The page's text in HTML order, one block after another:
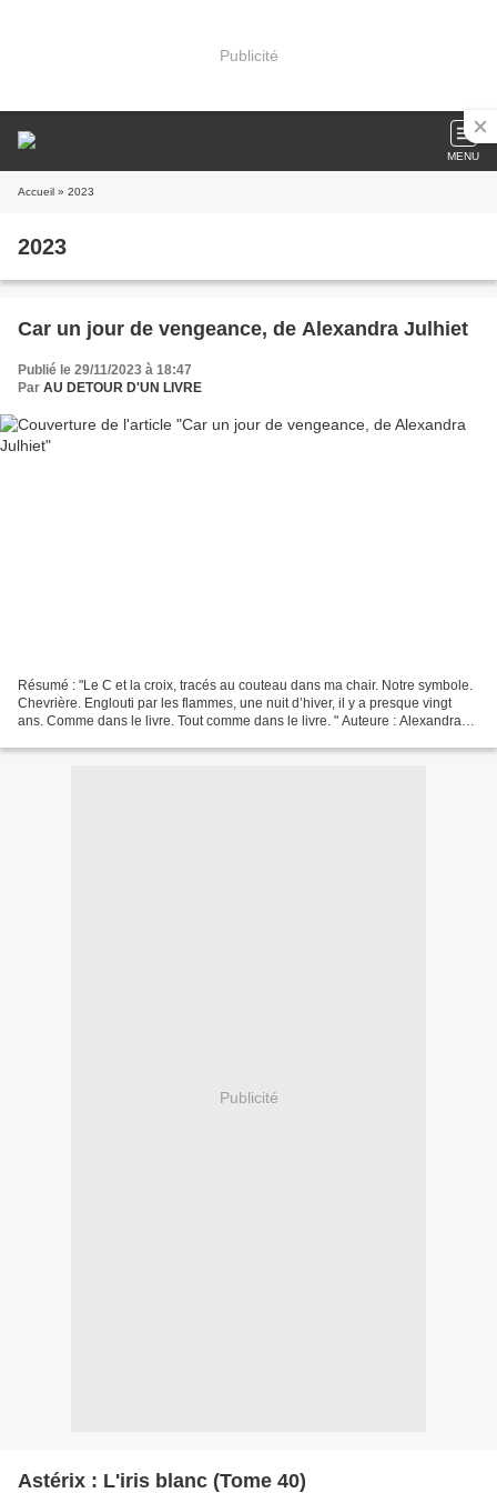
Publicité
MENU
Accueil » 2023
2023
Car un jour de vengeance, de Alexandra Julhiet
Publié le 29/11/2023 à 18:47
Par AU DETOUR D'UN LIVRE
Résumé : "Le C et la croix, tracés au couteau dans ma chair. Notre symbole.
Chevrière. Englouti par les flammes, une nuit d’hiver, il y a presque vingt
ans. Comme dans le livre. Tout comme dans le livre. " Auteure : Alexandra
Publicité
Astérix : L'iris blanc (Tome 40)